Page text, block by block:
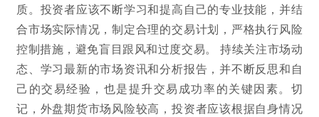
质。投资者应该不断学习和提高自己的专业技能，并结
合市场实际情况，制定合理的交易计划，严格执行风险
控制措施，避免盲目跟风和过度交易。 持续关注市场动
态、学习最新的市场资讯和分析报告，并不断反思和自
己的交易经验，也是提升交易成功率的关键因素。切
记，外盘期货市场风险较高，投资者应该根据自身情况